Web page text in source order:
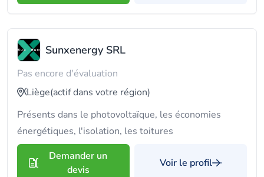
Sunxenergy SRL
Pas encore d'évaluation
Liège(actif dans votre région)
Présents dans le photovoltaïque, les économies
énergétiques, l'isolation, les toitures
Demander un
devis
Voir le profil